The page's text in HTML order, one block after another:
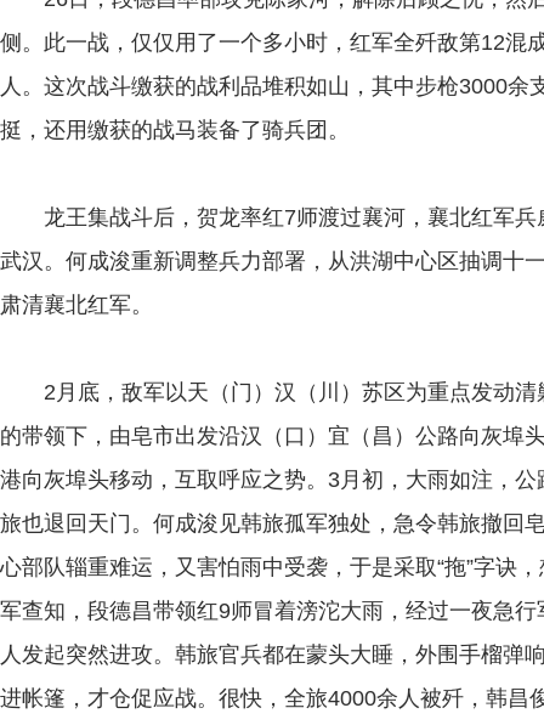
侧。此一战，仅仅用了一个多小时，红军全歼敌第12混
人。这次战斗缴获的战利品堆积如山，其中步枪3000余
挺，还用缴获的战马装备了骑兵团。
龙王集战斗后，贺龙率红7师渡过襄河，襄北红军兵
武汉。何成浚重新调整兵力部署，从洪湖中心区抽调十
肃清襄北红军。
2月底，敌军以天（门）汉（川）苏区为重点发动清
的带领下，由皂市出发沿汉（口）宜（昌）公路向灰埠
港向灰埠头移动，互取呼应之势。3月初，大雨如注，
旅也退回天门。何成浚见韩旅孤军独处，急令韩旅撤回
心部队辎重难运，又害怕雨中受袭，于是采取“拖”字诀
军查知，段德昌带领红9师冒着滂沱大雨，经过一夜急
人发起突然进攻。韩旅官兵都在蒙头大睡，外围手榴弹
进帐篷，才仓促应战。很快，全旅4000余人被歼，韩昌